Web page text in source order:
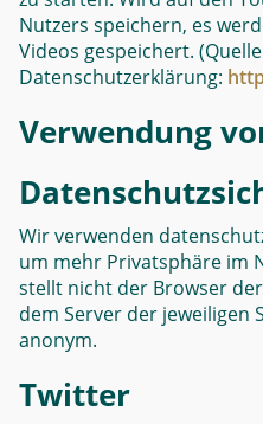
Nutzers speichern, es
Videos gespeichert.
Datenschutzerklärung:
Verwendung
Wir verwenden
um mehr Privatsphäre im
stellt nicht der Browser
dem Server der jeweiligen
anonym.
Twitter